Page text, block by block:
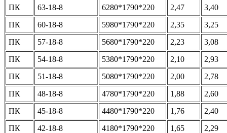
ПК
63-18-8 6280*1790*220 2,47
3,40
ПК
60-18-8 5980*1790*220 2,35
3,25
ПК
57-18-8 5680*1790*220 2,23
3,08
ПК
54-18-8 5380*1790*220 2,10
2,93
ПК
51-18-8 5080*1790*220 2,00
2,78
ПК
48-18-8 4780*1790*220 1,88
2,60
ПК
45-18-8 4480*1790*220 1,76
2,40
ПК
42-18-8 4180*1790*220 1,65
2,29